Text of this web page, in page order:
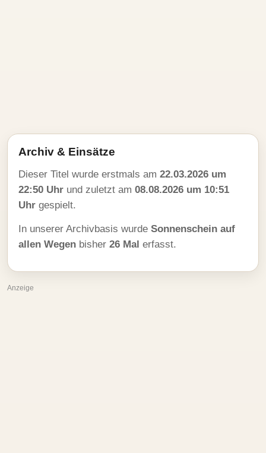
Archiv & Einsätze
Dieser Titel wurde erstmals am 22.03.2026 um
22:50 Uhr und zuletzt am 08.08.2026 um 10:51
Uhr gespielt.
In unserer Archivbasis wurde Sonnenschein auf
allen Wegen bisher 26 Mal erfasst.
Anzeige